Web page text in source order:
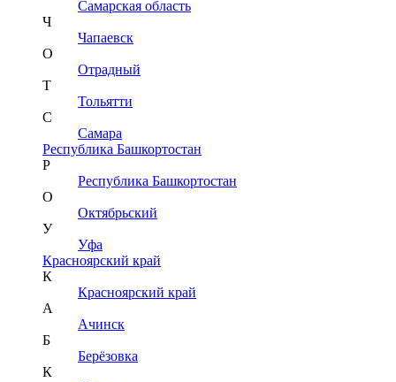
Самарская область
Ч
Чапаевск
О
Отрадный
Т
Тольятти
С
Самара
Республика Башкортостан
Р
Республика Башкортостан
О
Октябрьский
У
Уфа
Красноярский край
К
Красноярский край
А
Ачинск
Б
Берёзовка
К